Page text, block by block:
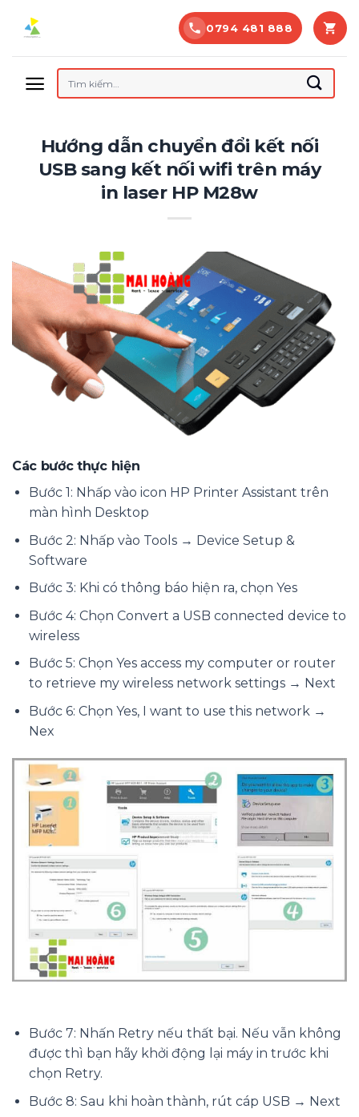
0794 481 888
Tìm
kiếm:
Hướng dẫn chuyển đổi kết nối
USB sang kết nối wifi trên máy
in laser HP M28w
Các bước thực hiện
Bước 1: Nhấp vào icon HP Printer Assistant trên
màn hình Desktop
Bước 2: Nhấp vào Tools → Device Setup &
Software
Bước 3: Khi có thông báo hiện ra, chọn Yes
Bước 4: Chọn Convert a USB connected device to
wireless
Bước 5: Chọn Yes access my computer or router
to retrieve my wireless network settings → Next
Bước 6: Chọn Yes, I want to use this network →
Nex
Bước 7: Nhấn Retry nếu thất bại. Nếu vẫn không
được thì bạn hãy khởi động lại máy in trước khi
chọn Retry.
Bước 8: Sau khi hoàn thành, rút cáp USB → Next